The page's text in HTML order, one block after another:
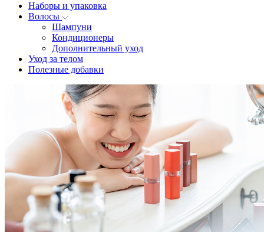
Наборы и упаковка
Волосы
Шампуни
Кондиционеры
Дополнительный уход
Уход за телом
Полезные добавки